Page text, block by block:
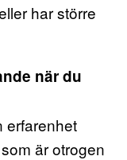
har större
när du
erfarenhet
är otrogen